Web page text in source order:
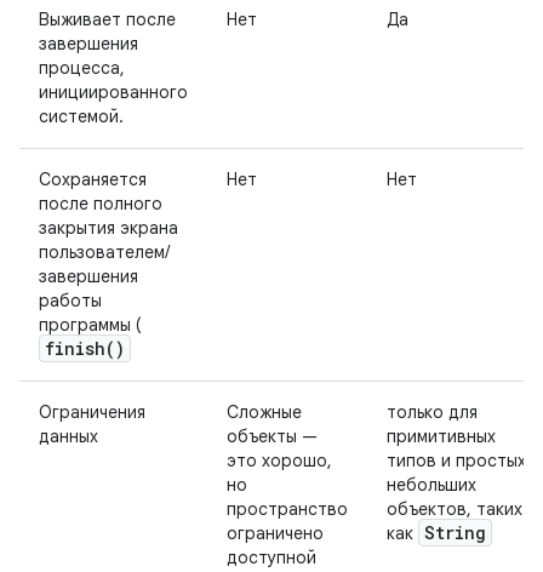
Выживает после
завершения
процесса,
инициированного
системой.
Нет Да
Сохраняется
после полного
закрытия экрана
пользователем/
завершения
работы
программы (
finish( )
Нет Нет
Ограничения
данных
Сложные
объекты —
это хорошо,
но
пространство
ограничено
доступной
только для
примитивных
типов и простых,
небольших
объектов, таких
как String